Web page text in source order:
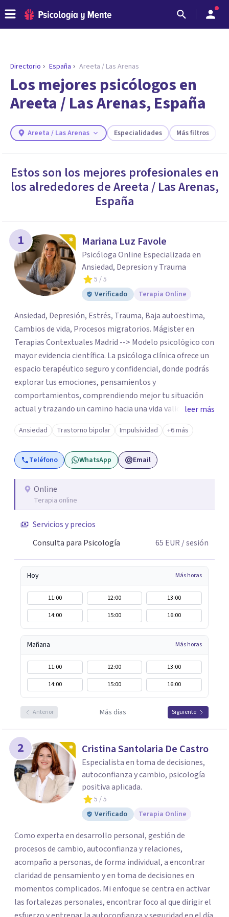
ENCONTRAR MI TERAPEUTA
¿Necesitas ayuda para encontrar el
psicólogo adecuado?
los profesionales que más se ajustan a tus
necesidades.
Responder cuestionario
Directorio España Areeta / Las Arenas
Los mejores psicólogos en
Areeta / Las Arenas, España
Areeta / Las Arenas Especialidades Más filtros
Estos son los mejores profesionales en
los alrededores deAreeta / Las Arenas,
España
1 Mariana Luz Favole
Psicóloga Online Especializada en
Ansiedad, Depresion y Trauma
5 / 5
Verificado
Terapia Online
Ansiedad, Depresión, Estrés, Trauma, Baja autoestima,
Cambios de vida, Procesos migratorios. Mágister en
Terapias Contextuales Madrid --> Modelo psicológico con
mayor evidencia científica. La psicóloga clínica ofrece un
espacio terapéutico seguro y confidencial, donde podrás
explorar tus emociones, pensamientos y
comportamientos, comprendiendo mejor tu situación
actual y trazando un camino hacia una vida valiosa para ti.
No se trata de esperar a que desaparezca el sufrimiento
para empezar a vivir, sino de aprender a construir una vida
valiosa incluso cuando el malestar aparece.
leer más
Ansiedad Trastorno bipolar Impulsividad +6 más
Teléfono WhatsApp Email
Online
Terapia online
Servicios y precios
Consulta para Psicología
65 EUR / sesión
Hoy Más horas
11:00 12:00
13:00
14:00
15:00 16:00
Mañana Más horas
11:00 12:00
13:00
14:00
15:00 16:00
Anterior Más días Siguiente
2 Cristina Santolaria De Castro
Especialista en toma de decisiones,
autoconfianza y cambio, psicología
positiva aplicada.
5 / 5
Verificado
Terapia Online
Como experta en desarrollo personal, gestión de
procesos de cambio, autoconfianza y relaciones,
acompaño a personas, de forma individual, a encontrar
claridad de pensamiento y en toma de decisiones en
momentos complicados. Mi enfoque se centra en activar
las fortalezas personales, encontrar foco al que dirigir el